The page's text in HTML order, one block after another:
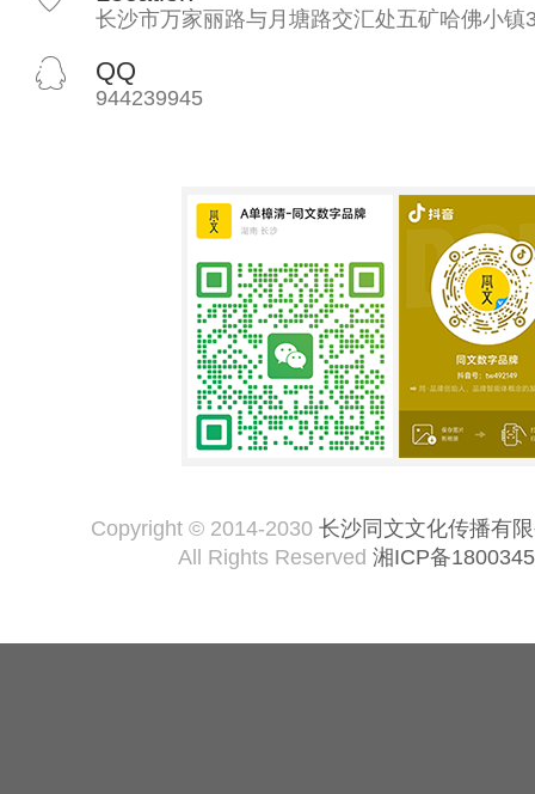
长沙市万家丽路与月塘路交汇处五矿哈佛小镇
QQ
944239945
Copyright © 2014-2030 长沙同文文化传播有
All Rights Reserved 湘ICP备